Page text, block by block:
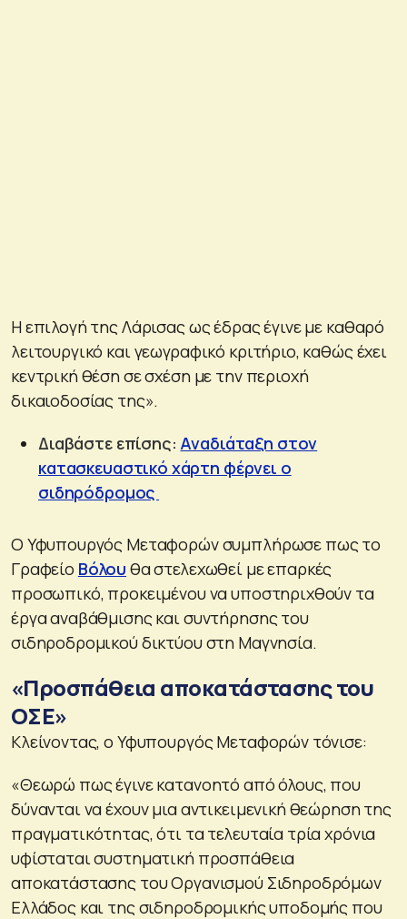
Η επιλογή της Λάρισας ως έδρας έγινε με καθαρό
λειτουργικό και γεωγραφικό κριτήριο, καθώς έχει
κεντρική θέση σε σχέση με την περιοχή
δικαιοδοσίας της».
Διαβάστε επίσης: Αναδιάταξη στον
κατασκευαστικό χάρτη φέρνει ο
σιδηρόδρομος
Ο Υφυπουργός Μεταφορών συμπλήρωσε πως το
Γραφείο Βόλου θα στελεχωθεί με επαρκές
προσωπικό, προκειμένου να υποστηριχθούν τα
έργα αναβάθμισης και συντήρησης του
σιδηροδρομικού δικτύου στη Μαγνησία.
«Προσπάθεια αποκατάστασης του
ΟΣΕ»
Κλείνοντας, ο Υφυπουργός Μεταφορών τόνισε:
«Θεωρώ πως έγινε κατανοητό από όλους, που
δύνανται να έχουν μια αντικειμενική θεώρηση της
πραγματικότητας, ότι τα τελευταία τρία χρόνια
υφίσταται συστηματική προσπάθεια
αποκατάστασης του Οργανισμού Σιδηροδρόμων
Ελλάδος και της σιδηροδρομικής υποδομής που